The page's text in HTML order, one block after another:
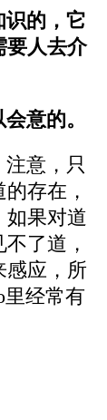
识的，它
要人去介
意的。
意，只
存在，
如果对道
了道，
感应，所
里经常有